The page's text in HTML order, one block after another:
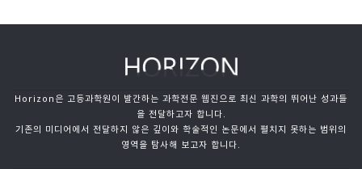
Horizon은 고등과학원이 발간하는 과학전문 웹진으로 최신 과학의 뛰어난 성과들
을 전달하고자 합니다.
기존의 미디어에서 전달하지 않은 깊이와 학술적인 논문에서 펼치지 못하는 범위의
영역을 탐사해 보고자 합니다.